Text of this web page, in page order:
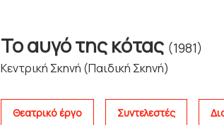
Το αυγό της κότας (1981)
Κεντρική Σκηνή (Παιδική Σκηνή)
Θεατρικό έργο Συντελεστές